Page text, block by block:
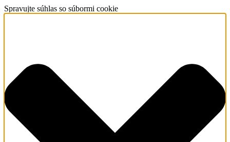
Spravujte súhlas so súbormi cookie